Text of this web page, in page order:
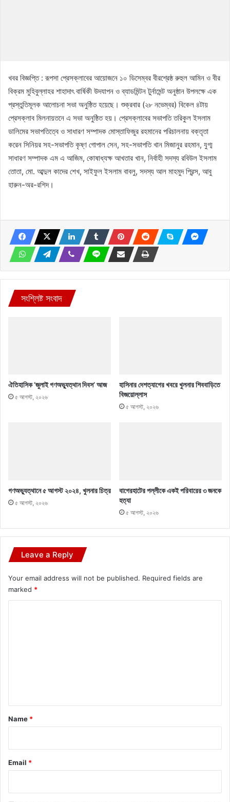
খবর বিজ্ঞপ্তি : রূপসা প্রেসক্লাবের আয়োজনে ১০ ডিসেম্বর বীরশ্রেষ্ঠ রুহুল আমিন ও বীর
বিক্রম মুহিবুল্লাহর শাহাদাৎ বার্ষিকী উদযাপন ও ব্যাডমিন্টন টুর্নামেন্ট অনুষ্ঠান উপলক্ষে এক
প্রস্তুতিমূলক আলোচনা সভা অনুষ্ঠিত হয়েছে। শুক্রবার (২৮ নভেম্বর) বিকেল ৪টায়
প্রেসক্লাব মিলনায়তনে এ সভা অনুষ্ঠিত হয়। প্রেসক্লাবের সভাপতি তরিকুল ইসলাম
ডালিমের সভাপতিত্বে ও সাধারণ সম্পাদক মোস্তাফিজুর রহমানের পরিচালনায় বক্তৃতা
করেন সিনিয়র সহ-সভাপতি কৃষ্ণ গোপাল সেন, সহ-সভাপতি খান মিজানুর রহমান, যুগ্ম
সাধারণ সম্পাদক এম এ আজিম, কোষাধ্যক্ষ আখতার খান, নির্বাহী সদস্য রবিউল ইসলাম
তোতা, মো. আব্দুল কাদের শেখ, সাইফুল ইসলাম বাবলু, সদস্য আল মাহমুদ প্রিন্স, আবু
হারুন-অর-রশিদ।
সংশ্লিষ্ট সংবাদ
ঐতিহাসিক ‘জুলাই গণঅভ্যুত্থান দিবস’ আজ
৫ আগস্ট, ২০২৬
হাসিনার দেশত্যাগের খবরে খুলনার শিববাড়িতে
বিজয়োল্লাস
৫ আগস্ট, ২০২৬
গণঅভ্যুত্থানে ৫ আগস্ট ২০২৪, খুলনার চিত্র
৫ আগস্ট, ২০২৬
বাগেরহাটের পল্লীকে একই পরিবারের ৩ জনকে
হত্যা
৫ আগস্ট, ২০২৬
Leave a Reply
Your email address will not be published. Required fields are
marked *
*
Name *
Email *